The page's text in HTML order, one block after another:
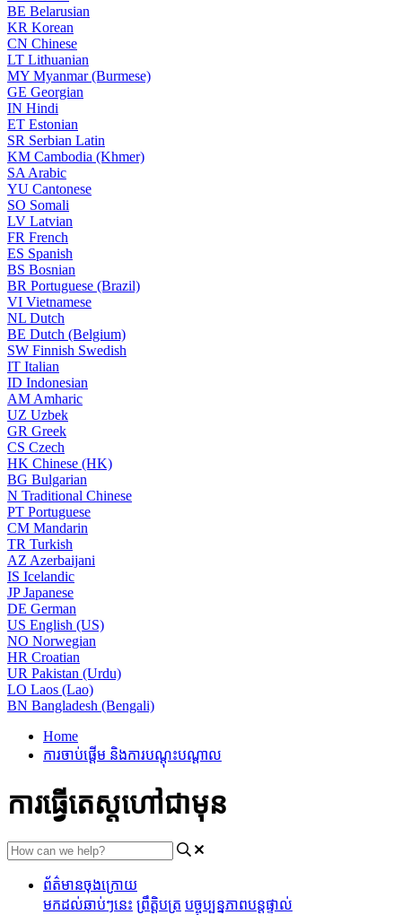
BE Belarusian
KR Korean
CN Chinese
LT Lithuanian
MY Myanmar (Burmese)
GE Georgian
IN Hindi
ET Estonian
SR Serbian Latin
KM Cambodia (Khmer)
SA Arabic
YU Cantonese
SO Somali
LV Latvian
FR French
ES Spanish
BS Bosnian
BR Portuguese (Brazil)
VI Vietnamese
NL Dutch
BE Dutch (Belgium)
SW Finnish Swedish
IT Italian
ID Indonesian
AM Amharic
UZ Uzbek
GR Greek
CS Czech
HK Chinese (HK)
BG Bulgarian
N Traditional Chinese
PT Portuguese
CM Mandarin
TR Turkish
AZ Azerbaijani
IS Icelandic
JPJapanese
DE German
US English (US)
NO Norwegian
HR Croatian
UR Pakistan (Urdu)
LO Laos (Lao)
BN Bangladesh (Bengali)
Home
ការចាប់ផ្តើម និងការបណ្តុះបណ្តាល
ការធ្វើតេស្តហៅជាមុន
ព័ត៌មានចុងក្រោយ
មកដល់ឆាប់ៗនេះ ព្រឹត្តិបត្រ បច្ចុប្បន្នភាពបន្តផ្ទាល់